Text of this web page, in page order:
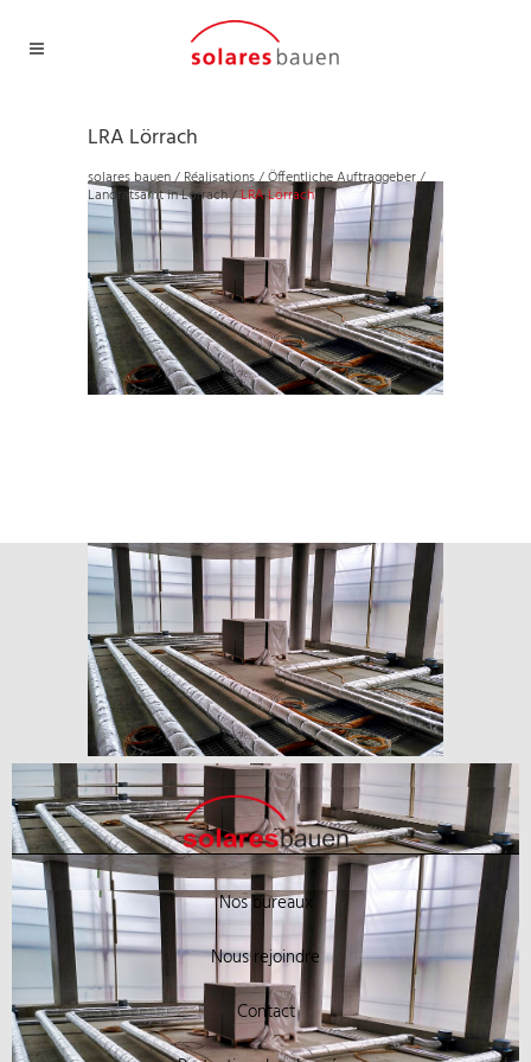
LRA Lörrach
solares bauen/Réalisations/Öffentliche Auftraggeber/
Landratsamt in Lörrach/LRA Lörrach
Nos bureaux
Nous rejoindre
Contact